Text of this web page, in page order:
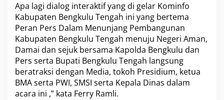
Apa lagi dialog interaktif yang di gelar Kominfo
Kabupaten Bengkulu Tengah ini yang bertema
Peran Pers Dalam Menunjang Pembangunan
Kabupaten Bengkulu Tengah menuju Negeri Aman,
Damai dan sejuk bersama Kapolda Bengkulu dan
Pers serta Bupati Bengkulu Tengah langsung
beratraksi dengan Media, tokoh Presidium, ketua
BMA serta PWI, SMSI serta Kepala Dinas dalam
acara ini ,” kata Ferry Ramli.